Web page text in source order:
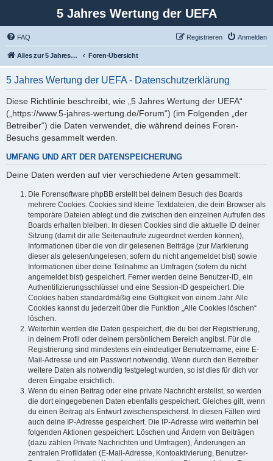
5 Jahres Wertung der UEFA
FAQ Anmelden
Registrieren
Alles zur 5 Jahreswertung / Tabelle der UEFA mit vielen Statistiken. Foren-Übersicht
5 Jahres Wertung der UEFA - Datenschutzerklärung
Diese Richtlinie beschreibt, wie „5 Jahres Wertung der UEFA“
(„https://www.5-jahres-wertung.de/Forum“) (im Folgenden „der
Betreiber“) die Daten verwendet, die während deines Foren-
Besuchs gesammelt werden.
UMFANG UND ART DER DATENSPEICHERUNG
Deine Daten werden auf vier verschiedene Arten gesammelt:
Die Forensoftware phpBB erstellt bei deinem Besuch des Boards
mehrere Cookies. Cookies sind kleine Textdateien, die dein Browser als
temporäre Dateien ablegt und die zwischen den einzelnen Aufrufen des
Boards erhalten bleiben. In diesen Cookies sind die aktuelle ID deiner
Sitzung (damit dir alle Seitenaufrufe zugeordnet werden können),
Informationen über die von dir gelesenen Beiträge (zur Markierung
dieser als gelesen/ungelesen; sofern du nicht angemeldet bist) sowie
Informationen über deine Teilnahme an Umfragen (sofern du nicht
angemeldet bist) gespeichert. Ferner werden deine Benutzer-ID, ein
Authentifizierungsschlüssel und eine Session-ID gespeichert. Die
Cookies haben standardmäßig eine Gültigkeit von einem Jahr. Alle
Cookies kannst du jederzeit über die Funktion „Alle Cookies löschen“
löschen.
Weiterhin werden die Daten gespeichert, die du bei der Registrierung,
in deinem Profil oder deinem persönlichem Bereich angibst. Für die
Registrierung sind mindestens ein eindeutiger Benutzername, eine E-
Mail-Adresse und ein Passwort notwendig. Wenn durch den Betreiber
weitere Daten als notwendig festgelegt wurden, so ist dies für dich vor
deren Eingabe ersichtlich.
Wenn du einen Beitrag oder eine private Nachricht erstellst, so werden
die dort eingegebenen Daten ebenfalls gespeichert. Gleiches gilt, wenn
du einen Beitrag als Entwurf zwischenspeicherst. In diesen Fällen wird
auch deine IP-Adresse gespeichert. Die IP-Adresse wird weiterhin bei
folgenden Aktionen gespeichert: Löschen und Ändern von Beiträgen
(dazu zählen Private Nachrichten und Umfragen), Änderungen an
zentralen Profildaten (E-Mail-Adresse, Kontoaktivierung, Benutzer-